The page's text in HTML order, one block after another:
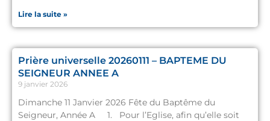
Lire la suite »
Prière universelle 20260111 – BAPTEME DU
SEIGNEUR ANNEE A
9 janvier 2026
Dimanche 11 Janvier 2026 Fête du Baptême du
Seigneur, Année A 1. Pour l’Eglise, afin qu’elle soit